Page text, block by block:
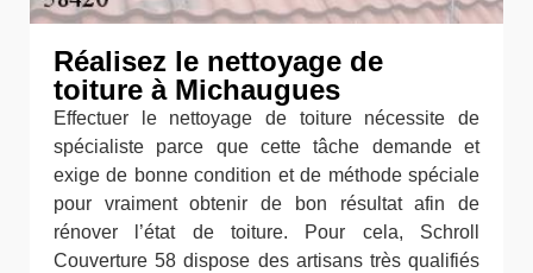
Réalisez le nettoyage de
toiture à Michaugues
Effectuer le nettoyage de toiture nécessite de
spécialiste parce que cette tâche demande et
exige de bonne condition et de méthode spéciale
pour vraiment obtenir de bon résultat afin de
rénover l’état de toiture. Pour cela, Schroll
Couverture 58 dispose des artisans très qualifiés